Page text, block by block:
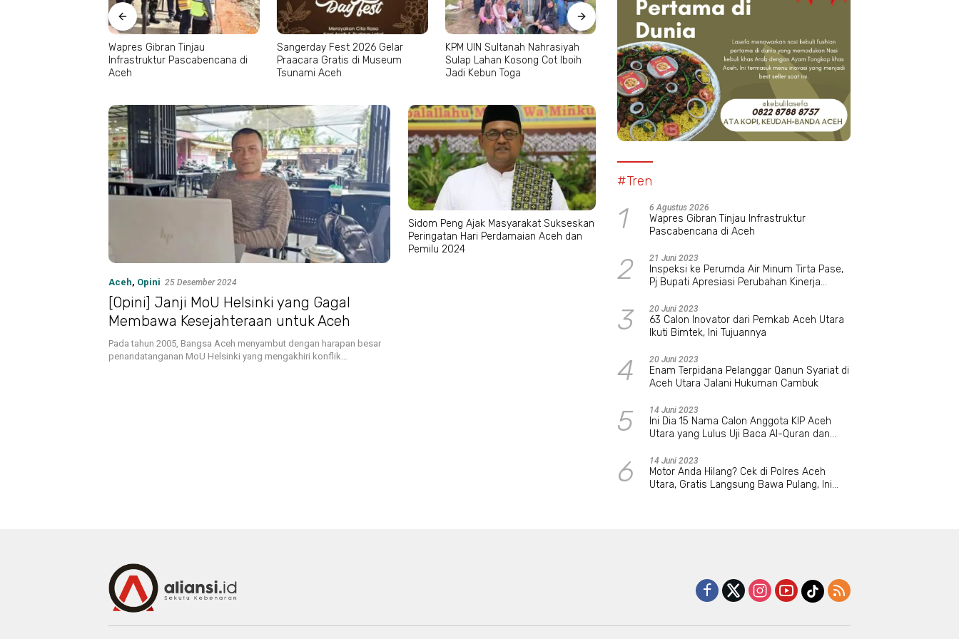
Wapres Gibran Tinjau
Infrastruktur Pascabencana di
Sangerday Fest 2026 Gelar
Praacara Gratis di Museum
Tsunami Aceh
KPM UIN Sultanah Nahrasiyah
Sulap Lahan Kosong Cot Iboih
Jadi Kebun Toga
Kapolres Aceh Selatan Bedah
Rumah Janda Eks Kombatan
GAM dan Bantu Modal UMKM
Islamic Relief Indonesia Hibur
Anak Yatim Cianjur Lewat
Rekreasi Bersama
Aceh, Opini 25 Desember 2024
[Opini] Janji MoU Helsinki yang Gagal
Membawa Kesejahteraan untuk Aceh
Pada tahun 2005, Bangsa Aceh menyambut dengan harapan besar
penandatanganan MoU Helsinki yang mengakhiri konflik…
Sidom Peng Ajak Masyarakat Sukseskan
Peringatan Hari Perdamaian Aceh dan
Pemilu 2024
#Tren
1 6 Agustus 2026
Wapres Gibran Tinjau Infrastruktur
Pascabencana di Aceh
2 21 Juni 2023
Inspeksi ke Perumda Air Minum Tirta Pase,
Pj Bupati Apresiasi Perubahan Kinerja
3 20 Juni 2023
63 Calon Inovator dari Pemkab Aceh Utara
Ikuti Bimtek, Ini Tujuannya
4 20 Juni 2023
Enam Terpidana Pelanggar Qanun Syariat di
Aceh Utara Jalani Hukuman Cambuk
5 14 Juni 2023
Ini Dia 15 Nama Calon Anggota KIP Aceh
Utara yang Lulus Uji Baca Al-Quran dan
6 14 Juni 2023
Motor Anda Hilang? Cek di Polres Aceh
Utara, Gratis Langsung Bawa Pulang, Ini